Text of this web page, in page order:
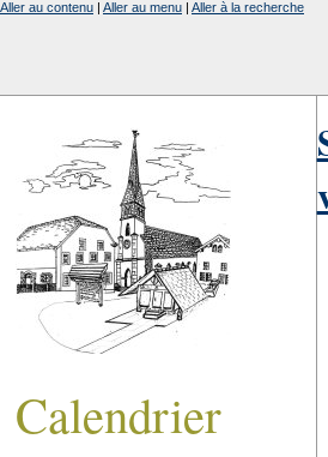
Aller au contenu | Aller au menu | Aller à la recherche
Calendrier